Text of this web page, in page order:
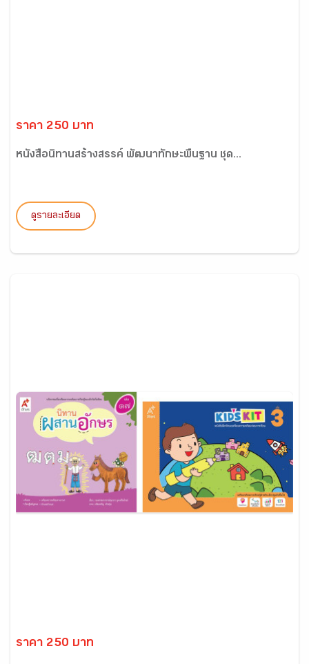
ราคา 250 บาท
หนังสือนิทานสร้างสรรค์ พัฒนาทักษะพื้นฐาน ชุด...
ดูรายละเอียด
ราคา 250 บาท